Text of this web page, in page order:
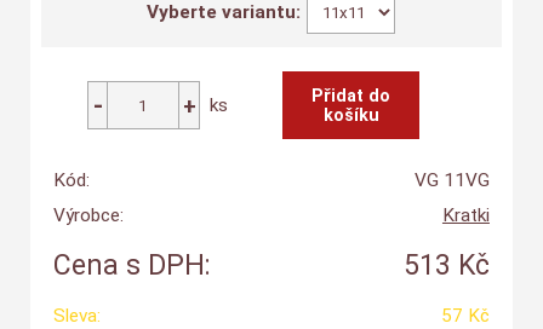
Vyberte variantu:
ks
Kód:
VG 11VG
Výrobce:
Kratki
Cena s DPH: 513 Kč
Sleva:
57 Kč